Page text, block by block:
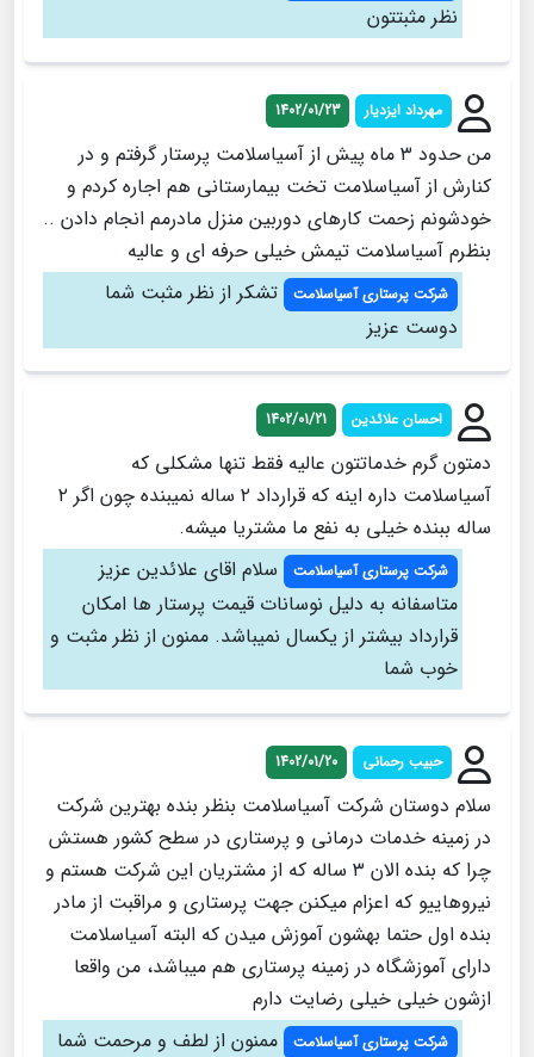
نظر مثبتتون
مهرداد ایزدیار 1402/01/23
من حدود ۳ ماه پیش از آسیاسلامت پرستار گرفتم و در
کنارش از آسیاسلامت تخت بیمارستانی هم اجاره کردم و
خودشونم زحمت کارهای دوربین منزل مادرمم انجام دادن ‌..
بنظرم آسیاسلامت تیمش خیلی حرفه ای و عالیه
شرکت پرستاری آسیاسلامت
تشکر از نظر مثبت شما
دوست عزیز
احسان علائدین 1402/01/21
دمتون گرم خدماتتون عالیه فقط تنها مشکلی که
آسیاسلامت داره اینه که قرارداد ۲ ساله نمیبنده چون اگر ۲
ساله ببنده خیلی به نفع ما مشتریا میشه.
شرکت پرستاری آسیاسلامت
سلام اقای علائدین عزیز
متاسفانه به دلیل نوسانات قیمت پرستار ها امکان
قرارداد بیشتر از یکسال نمیباشد. ممنون از نظر مثبت و
خوب شما
حبیب رحمانی 1402/01/20
سلام دوستان شرکت آسیاسلامت بنظر بنده بهترین شرکت
در زمینه خدمات درمانی و پرستاری در سطح کشور هستش
چرا که بنده الان ۳ ساله که از مشتریان این شرکت هستم و
نیروهاییو که اعزام میکنن جهت پرستاری و مراقبت از مادر
بنده اول حتما بهشون آموزش میدن که البته آسیاسلامت
دارای آموزشگاه در زمینه پرستاری هم میباشد، من واقعا
ازشون خیلی خیلی رضایت دارم
شرکت پرستاری آسیاسلامت
ممنون از لطف و مرحمت شما